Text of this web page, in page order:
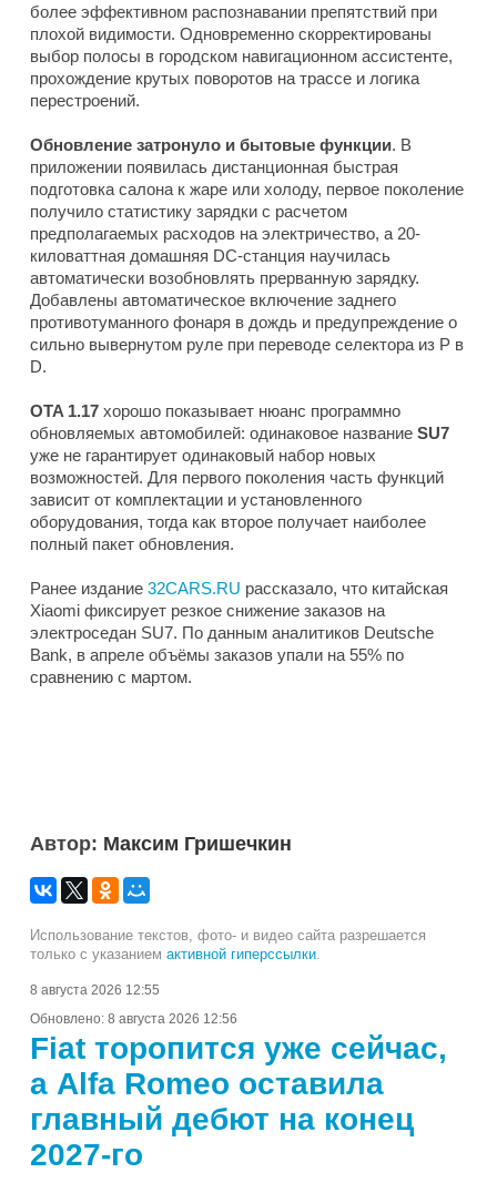
более эффективном распознавании препятствий при
плохой видимости. Одновременно скорректированы
выбор полосы в городском навигационном ассистенте,
прохождение крутых поворотов на трассе и логика
перестроений.
Обновление затронуло и бытовые функции. В
приложении появилась дистанционная быстрая
подготовка салона к жаре или холоду, первое поколение
получило статистику зарядки с расчетом
предполагаемых расходов на электричество, а 20-
киловаттная домашняя DC-станция научилась
автоматически возобновлять прерванную зарядку.
Добавлены автоматическое включение заднего
противотуманного фонаря в дождь и предупреждение о
сильно вывернутом руле при переводе селектора из P в
D.
OTA 1.17 хорошо показывает нюанс программно
обновляемых автомобилей: одинаковое название SU7
уже не гарантирует одинаковый набор новых
возможностей. Для первого поколения часть функций
зависит от комплектации и установленного
оборудования, тогда как второе получает наиболее
полный пакет обновления.
Ранее издание 32CARS.RU рассказало, что китайская
Xiaomi фиксирует резкое снижение заказов на
электроседан SU7. По данным аналитиков Deutsche
Bank, в апреле объёмы заказов упали на 55% по
сравнению с мартом.
Автор: Максим Гришечкин
Использование текстов, фото- и видео сайта разрешается
только с указанием активной гиперссылки
8 августа 2026 12:55
Обновлено: 8 августа 2026 12:56
Fiat торопится уже сейчас,
а Alfa Romeo оставила
главный дебют на конец
2027-го